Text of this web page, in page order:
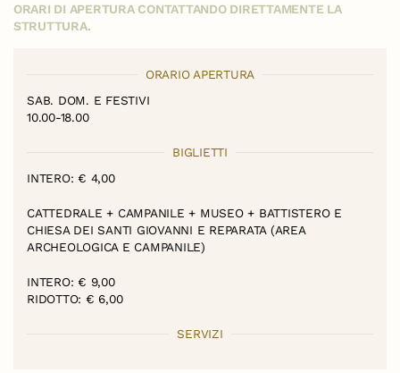
ORARI DI APERTURA CONTATTANDO DIRETTAMENTE LA
STRUTTURA.
ORARIO APERTURA
SAB. DOM. E FESTIVI
10.00-18.00
BIGLIETTI
INTERO: € 4,00
CATTEDRALE + CAMPANILE + MUSEO + BATTISTERO E
CHIESA DEI SANTI GIOVANNI E REPARATA (AREA
ARCHEOLOGICA E CAMPANILE)
INTERO: € 9,00
RIDOTTO: € 6,00
SERVIZI